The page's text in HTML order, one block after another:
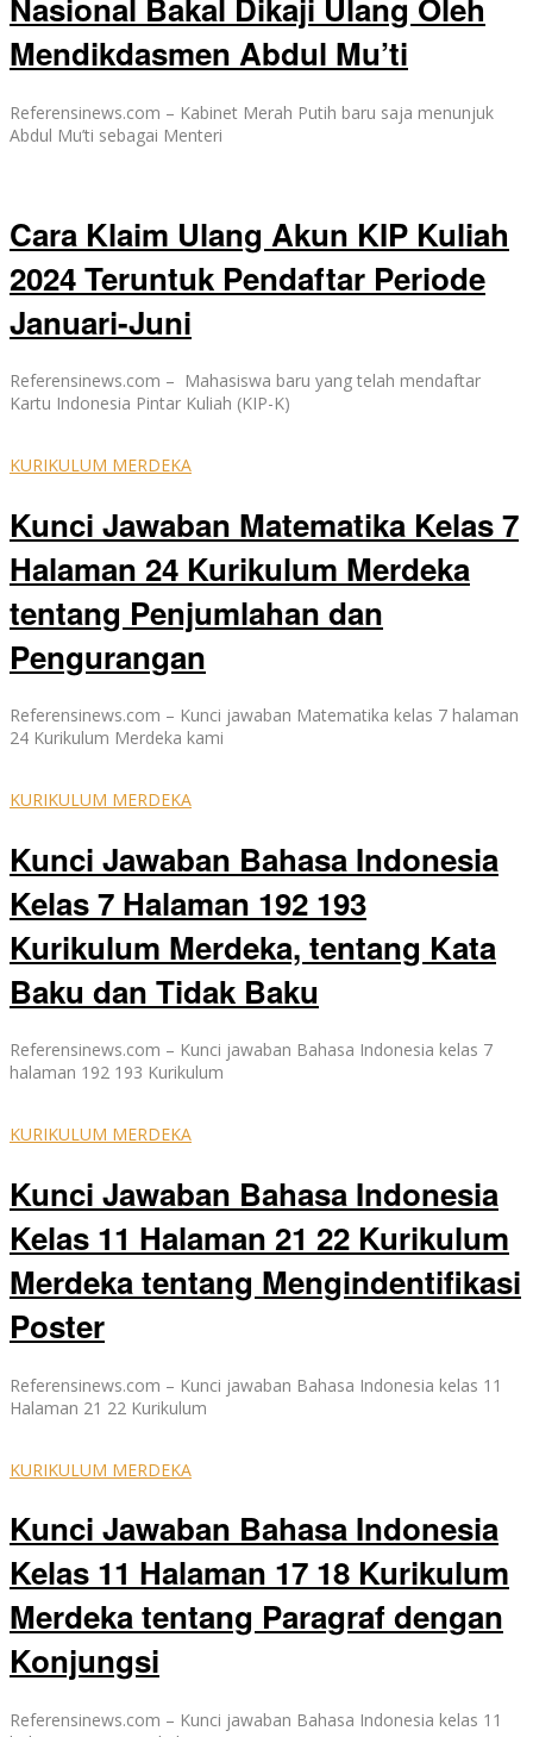
Nasional Bakal Dikaji Ulang Oleh
Mendikdasmen Abdul Mu’ti
Referensinews.com – Kabinet Merah Putih baru saja menunjuk
Abdul Mu’ti sebagai Menteri
Cara Klaim Ulang Akun KIP Kuliah
2024 Teruntuk Pendaftar Periode
Januari-Juni
Referensinews.com – Mahasiswa baru yang telah mendaftar
Kartu Indonesia Pintar Kuliah (KIP-K)
KURIKULUM MERDEKA
Kunci Jawaban Matematika Kelas 7
Halaman 24 Kurikulum Merdeka
tentang Penjumlahan dan
Pengurangan
Referensinews.com – Kunci jawaban Matematika kelas 7 halaman
24 Kurikulum Merdeka kami
KURIKULUM MERDEKA
Kunci Jawaban Bahasa Indonesia
Kelas 7 Halaman 192 193
Kurikulum Merdeka, tentang Kata
Baku dan Tidak Baku
Referensinews.com – Kunci jawaban Bahasa Indonesia kelas 7
halaman 192 193 Kurikulum
KURIKULUM MERDEKA
Kunci Jawaban Bahasa Indonesia
Kelas 11 Halaman 21 22 Kurikulum
Merdeka tentang Mengindentifikasi
Poster
Referensinews.com – Kunci jawaban Bahasa Indonesia kelas 11
Halaman 21 22 Kurikulum
KURIKULUM MERDEKA
Kunci Jawaban Bahasa Indonesia
Kelas 11 Halaman 17 18 Kurikulum
Merdeka tentang Paragraf dengan
Konjungsi
Referensinews.com – Kunci jawaban Bahasa Indonesia kelas 11